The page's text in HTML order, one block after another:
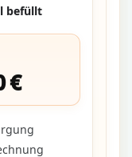
befüllt
€